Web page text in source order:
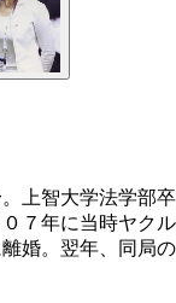
上智大学法学部卒
７年に当時ヤクル
婚。翌年、同局の